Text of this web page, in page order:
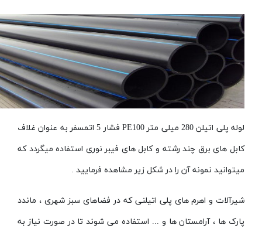
لوله پلی اتیلن 280 میلی متر PE100 فشار 5 اتمسفر به عنوان غلاف
کابل های برق چند رشته و کابل های فیبر نوری استفاده میگردد که
میتوانید نمونه آن را در شکل زیر مشاهده فرمایید .
شیرآلات و اهرم های پلی اتیلنی که در فضاهای سبز شهری ، ماندد
پارک ها ، آرامستان ها و ... استفاده می شوند تا در صورت نیاز به